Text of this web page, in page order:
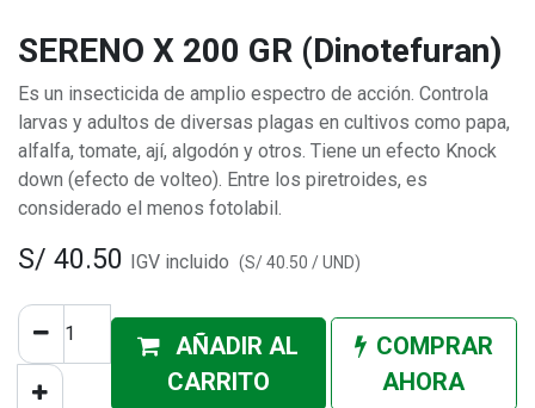
SERENO X 200 GR (Dinotefuran)
Es un insecticida de amplio espectro de acción. Controla
larvas y adultos de diversas plagas en cultivos como papa,
alfalfa, tomate, ají, algodón y otros. Tiene un efecto Knock
down (efecto de volteo). Entre los piretroides, es
considerado el menos fotolabil.
S/ 40.50 IGV incluido (S/40.50 /UND)
AÑADIR AL
CARRITO
COMPRAR
AHORA